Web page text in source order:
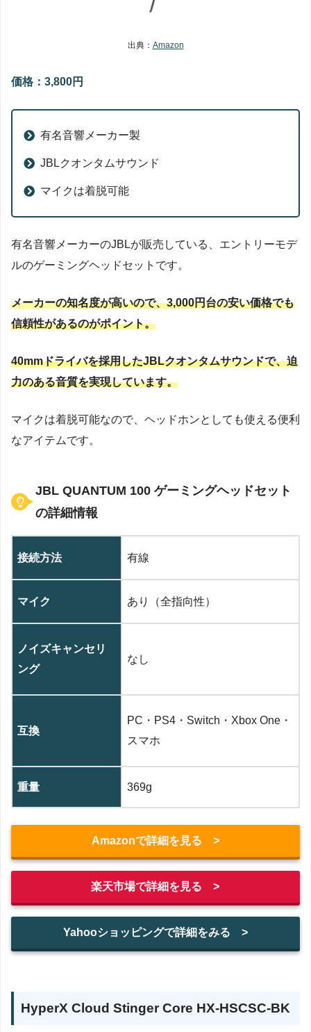
出典： Amazon
価格：3,800円
有名音響メーカー製
JBLクオンタムサウンド
マイクは着脱可能
有名音響メーカーのJBLが販売している、エントリーモデ
ルのゲーミングヘッドセットです。
メーカーの知名度が高いので、3,000円台の安い価格でも
信頼性があるのがポイント。
40mmドライバを採用したJBLクオンタムサウンドで、迫
力のある音質を実現しています。
マイクは着脱可能なので、ヘッドホンとしても使える便利
なアイテムです。
JBL QUANTUM 100 ゲーミングヘッドセット
の詳細情報
接続方法 有線
マイク あり（全指向性）
ノイズキャンセリ
ング
なし
互換
PC・PS4・Switch・Xbox One・
スマホ
重量 369g
Amazonで詳細を見る >
楽天市場で詳細を見る >
Yahooショッピングで詳細をみる >
‎HyperX Cloud Stinger Core HX-HSCSC-BK